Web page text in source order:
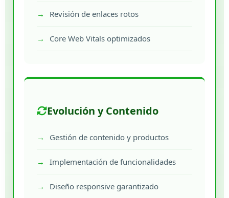
Revisión de enlaces rotos
Core Web Vitals optimizados
Evolución y Contenido
Gestión de contenido y productos
Implementación de funcionalidades
Diseño responsive garantizado